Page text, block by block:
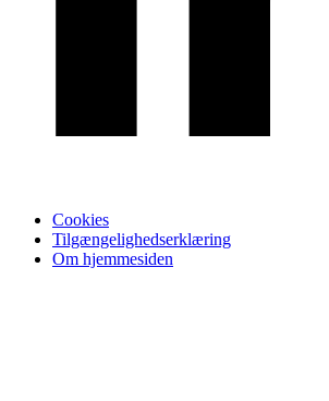
Cookies
Tilgængelighedserklæring
Om hjemmesiden